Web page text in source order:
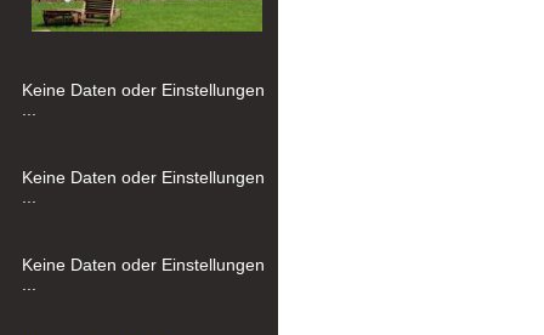
Keine Daten oder Einstellungen
Keine Daten oder Einstellungen
Keine Daten oder Einstellungen